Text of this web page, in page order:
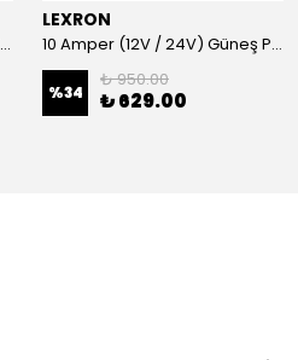
1 TAKIM 75 AMPER BORN KLEMENS (KIRMIZI-SİYAH)
LEXRON
10 Amper (12V / 24V) Güneş Paneli Şarj Kontrol Cihazı
%34
₺ 950.00
₺ 629.00